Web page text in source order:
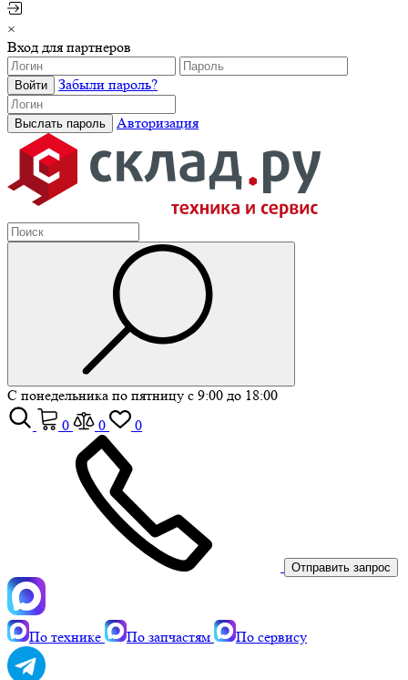
×
Вход для партнеров
Забыли пароль?
Авторизация
С понедельника по пятницу с 9:00 до 18:00
0
0 0
Отправить запрос
По технике По запчастям По сервису